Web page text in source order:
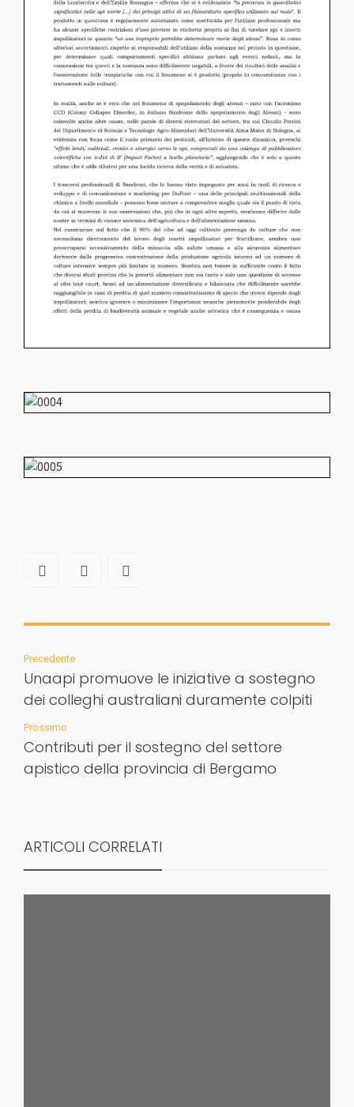
Precedente
Unaapi promuove le iniziative a sostegno
dei colleghi australiani duramente colpiti
Prossimo
Contributi per il sostegno del settore
apistico della provincia di Bergamo
ARTICOLI CORRELATI